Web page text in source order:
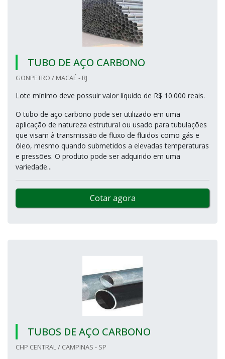
TUBO DE AÇO CARBONO
GONPETRO / MACAÉ - RJ
Lote mínimo deve possuir valor líquido de R$ 10.000 reais.
O tubo de aço carbono pode ser utilizado em uma
aplicação de natureza estrutural ou usado para tubulações
que visam à transmissão de fluxo de fluidos como gás e
óleo, mesmo quando submetidos a elevadas temperaturas
e pressões. O produto pode ser adquirido em uma
variedade...
Cotar agora
TUBOS DE AÇO CARBONO
CHP CENTRAL / CAMPINAS - SP